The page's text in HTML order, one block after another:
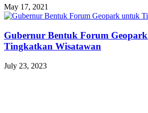
May 17, 2021
Gubernur Bentuk Forum
Tingkatkan Wisatawan
July 23, 2023